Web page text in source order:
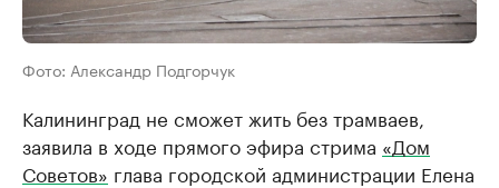
Фото: Александр Подгорчук
Калининград не сможет жить без трамваев,
заявила в ходе прямого эфира стрима «Дом
Советов» глава городской администрации Елена